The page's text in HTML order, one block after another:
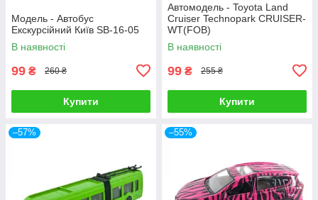
Модель - Автобус
Екскурсійний Київ SB-16-05
В наявності
99 ₴ 260 ₴
Купити
Автомодель - Toyota Land
Cruiser Technopark CRUISER-
WT(FOB)
В наявності
99 ₴ 255 ₴
Купити
–57% –55%